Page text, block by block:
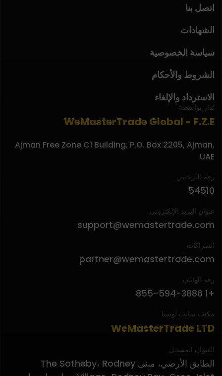
تُدار بواسطة
WeMasterTrade Global - F.Z.E
Ajman Free Zone C1 Building, P.O. Box 2205, Ajman,
UAE
رقم الترخيص
54510
عنوان البريد الإلكتروني
support@wemastertrade.com
الشراكات
partner@wemastertrade.com
رقم الهاتف
+1 855-594-3886
مكتب سانت لوسيا
WeMasterTrade LTD
العنوان المسجل
الطابق الأرضي، مبنى The Sotheby، Rodney
اتصل بنا
الشهادات
سياسة الخصوصية
الشروط والأحكام
الاسترداد والإلغاء